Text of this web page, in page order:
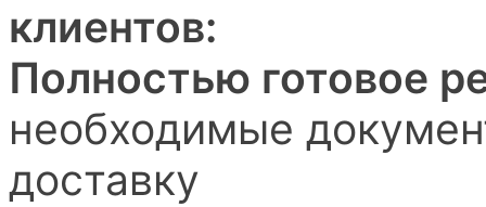
клиентов:
Полностью готовое
необходимые
доставку